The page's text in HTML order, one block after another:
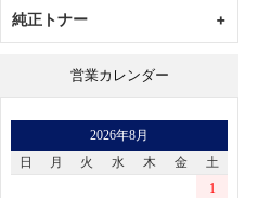
RYOBI
BOSCH
HILTI
MAX
BROTHER
KYOCERA
NEC
CANON
EPSON
BROTHER
RICOH
純正トナー +
EPSON
BROTHER
KYOCERA
営業カレンダー
2026年8月
日
月 火 水 木 金
土
1